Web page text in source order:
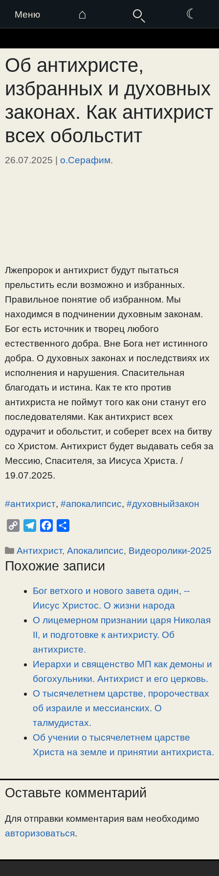
Меню ⌂ ☾
к
содержимому
Об антихристе,
избранных и духовных
законах. Как антихрист
всех обольстит
26.07.2025 | о.Серафим.
Лжепророк и антихрист будут пытаться
прельстить если возможно и избранных.
Правильное понятие об избранном. Мы
находимся в подчинении духовным законам.
Бог есть источник и творец любого
естественного добра. Вне Бога нет истинного
добра. О духовных законах и последствиях их
исполнения и нарушения. Спасительная
благодать и истина. Как те кто против
антихриста не поймут того как они станут его
последователями. Как антихрист всех
одурачит и обольстит, и соберет всех на битву
со Христом. Антихрист будет выдавать себя за
Мессию, Спасителя, за Иисуса Христа. /
19.07.2025.
#антихрист, #апокалипсис, #духовныйзакон
p
y
l
e
r
a
c
e
o
п
р
в
Рубрики
Антихрист,Апокалипсис, Видеоролики-2025
Похожие записи
Бог ветхого и нового завета один, -­
Иисус Христос. О жизни народа
О лицемерном признании царя Николая
II, и подготовке к антихристу. Об
антихристе.
Иерархи и священство МП как демоны и
богохульники. Антихрист и его церковь.
О тысячелетнем царстве, пророчествах
об израиле и мессианских. О
талмудистах.
Об учении о тысячелетнем царстве
Христа на земле и принятии антихриста.
Оставьте комментарий
Для отправки комментария вам необходимо
авторизоваться.